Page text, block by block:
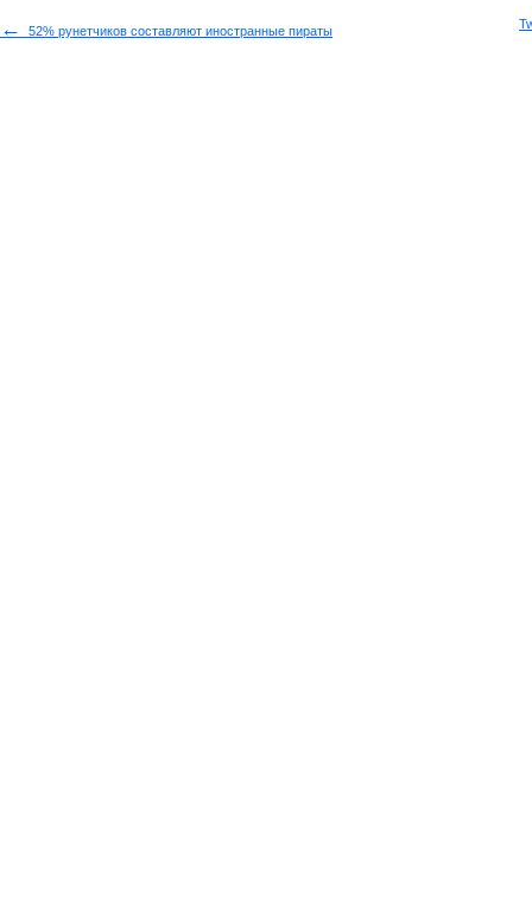
← 52% рунетчиков составляют иностранные пираты